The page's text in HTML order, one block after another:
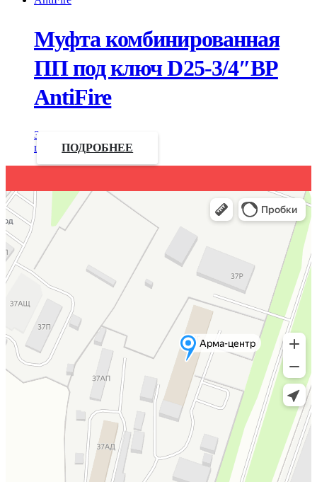
Муфта комбинированная
ПП под ключ D25-3/4″ВР
AntiFire
Запросить
цену
ПОДРОБНЕЕ